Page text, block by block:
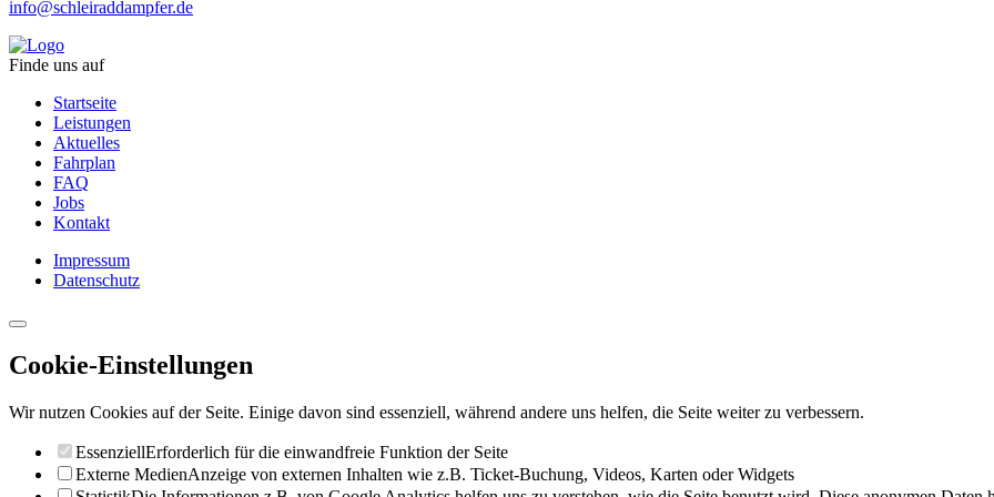
info@schleiraddampfer.de
Finde uns auf
Startseite
Leistungen
Aktuelles
Fahrplan
FAQ
Jobs
Kontakt
Impressum
Datenschutz
Cookie-Einstellungen
Wir nutzen Cookies auf der Seite. Einige davon sind essenziell, während andere uns helfen, die Seite weiter zu verbessern.
EssenziellErforderlich für die einwandfreie Funktion der Seite
Externe MedienAnzeige von externen Inhalten wie z.B. Ticket-Buchung, Videos, Karten oder Widgets